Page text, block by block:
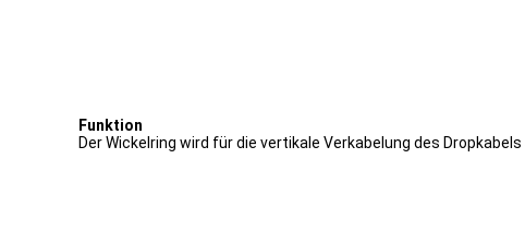
Funktion
Der Wickelring wird für die vertikale Verkabelung des